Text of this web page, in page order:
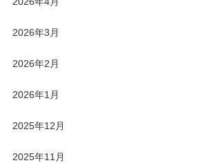
2026年3月
2026年2月
2026年1月
2025年12月
2025年11月